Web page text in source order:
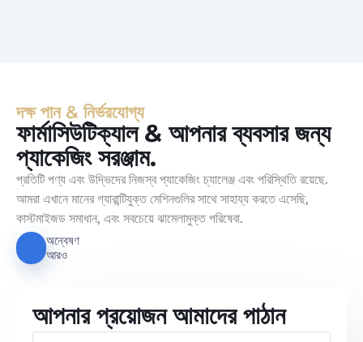
দক্ষ পান & নির্ভরযোগ্য
ফার্মাসিউটিক্যাল & আপনার ব্যবসার জন্য
প্যাকেজিং সরঞ্জাম.
প্রতিটি পণ্য এবং উদ্ভিদের নিজস্ব প্যাকেজিং চ্যালেঞ্জ এবং পরিস্থিতি রয়েছে.
আমরা এখানে মানের গ্যারান্টিযুক্ত মেশিনগুলির সাথে সাহায্য করতে এসেছি,
কাস্টমাইজড সমাধান, এবং সবচেয়ে ঝামেলামুক্ত পরিষেবা.
অন্বেষণ
আরও
আপনার প্রয়োজন আমাদের পাঠান